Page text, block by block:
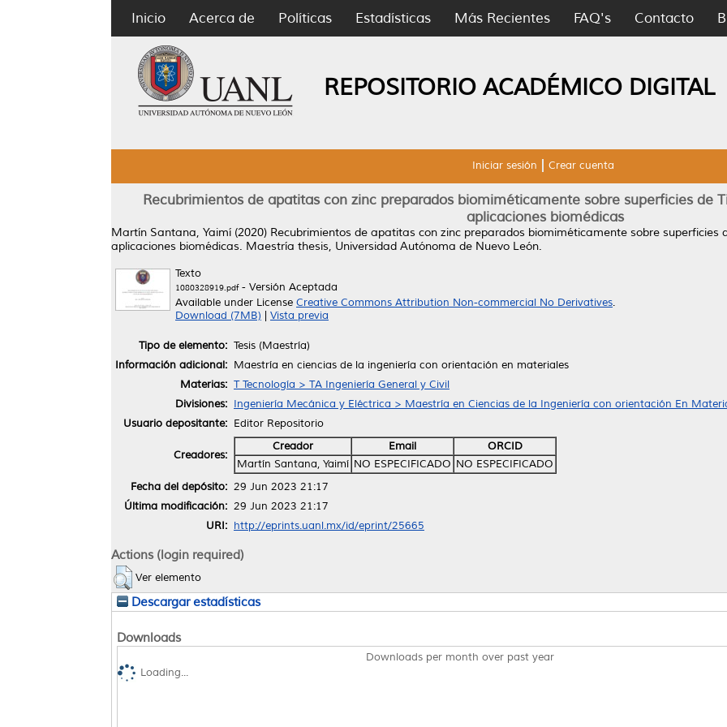
Inicio Acerca de Políticas Estadísticas Más Recientes FAQ's Contacto
REPOSITORIO ACADÉMICO DIGITAL
Iniciar sesión Crear cuenta
Recubrimientos de apatitas con zinc preparados biomiméticamente sobre superficies de
aplicaciones biomédicas
Martín Santana, Yaimí (2020) Recubrimientos de apatitas con zinc preparados biomiméticamente sobre superficies
aplicaciones biomédicas. Maestría thesis, Universidad Autónoma de Nuevo León.
Texto
1080328919.pdf- Versión Aceptada
Available under License Creative Commons Attribution Non-commercial No Derivatives.
Download (7MB)
Vista previa
Tipo de elemento: Tesis (Maestría)
Información adicional: Maestría en ciencias de la ingeniería con orientación en materiales
Materias: T Tecnología > TA Ingeniería General y Civil
Divisiones: Ingeniería Mecánica y Eléctrica > Maestría en Ciencias de la Ingeniería con orientación En
Usuario depositante: Editor Repositorio
Creadores:
Creador Email
ORCID
Martín Santana, Yaimí NO ESPECIFICADO NO ESPECIFICADO
Fecha del depósito: 29 Jun 2023 21:17
Última modificación: 29 Jun 2023 21:17
URI: http://eprints.uanl.mx/id/eprint/25665
Actions (login required)
Ver elemento
Descargar estadísticas
Downloads
Downloads per month over past year
Loading...